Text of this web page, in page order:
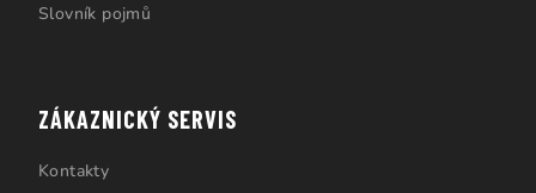
Slovník pojmů
ZÁKAZNICKÝ SERVIS
Kontakty